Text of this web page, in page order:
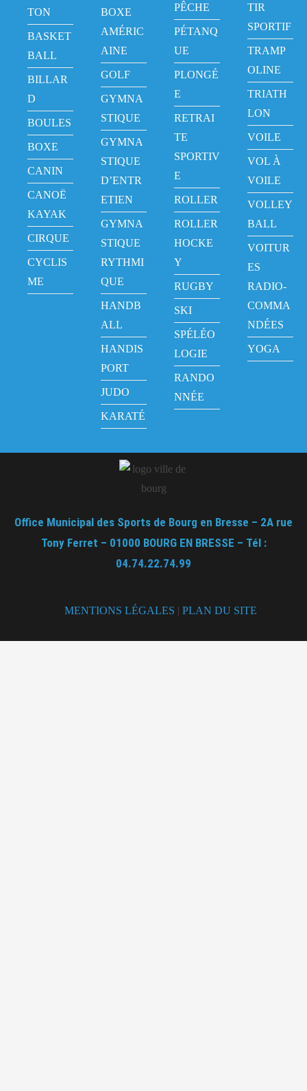
TON
BASKET
BALL
BILLAR
D
BOULES
BOXE
CANIN
CANOË
KAYAK
CIRQUE
CYCLIS
ME
BOXE
AMÉRIC
AINE
GOLF
GYMNA
STIQUE
GYMNA
STIQUE
D’ENTR
ETIEN
GYMNA
STIQUE
RYTHMI
QUE
HANDB
ALL
HANDIS
PORT
JUDO
KARATÉ
PÊCHE
PÉTANQ
UE
PLONGÉ
E
RETRAI
TE
SPORTIV
E
ROLLER
ROLLER
HOCKE
Y
RUGBY
SKI
SPÉLÉO
LOGIE
RANDO
NNÉE
TIR
SPORTIF
TRAMP
OLINE
TRIATH
LON
VOILE
VOL À
VOILE
VOLLEY
BALL
VOITUR
ES
RADIO-
COMMA
NDÉES
YOGA
Office Municipal des Sports de Bourg en Bresse – 2A rue
Tony Ferret – 01000 BOURG EN BRESSE – Tél :
04.74.22.74.99
MENTIONS LÉGALES | PLAN DU SITE